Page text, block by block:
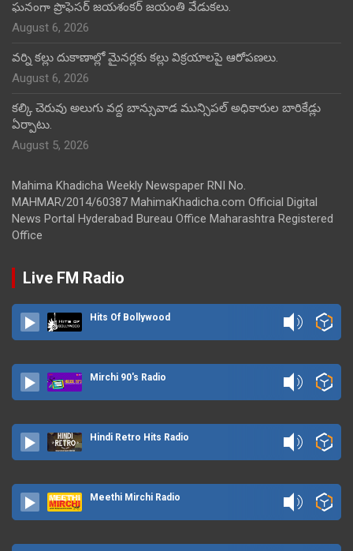
ఘనంగా ప్రొఫెసర్ జయశంకర్ జయంతి వేడుకలు.
August 6, 2026
వర్ని కల్లు దుకాణాల్లో మైనర్లకు కల్లు విక్రయాలపై ఆరోపణలు.
August 6, 2026
కల్కి చెరువు అలుగు వద్ద బాన్సువాడ మున్సిపల్ అధికారుల బారికేడ్లు
ఏర్పాటు.
August 5, 2026
Mahima Khadicha Weekly Newspaper RNI No.
MAHMAR/2014/60387 MahimaKhadicha.com Official Digital
News Portal Hyderabad Bureau Office Maharashtra Registered
Office
Live FM Radio
Hits Of Bollywood
Mirchi 90's Radio
Hindi Retro Hits Radio
Meethi Mirchi Radio